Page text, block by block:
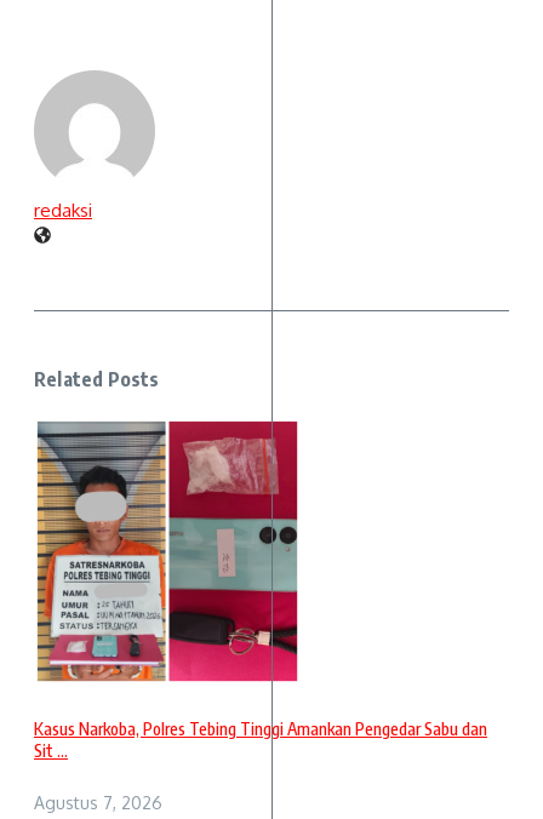
redaksi
Related Posts
Kasus Narkoba, Polres Tebing Tinggi Amankan Pengedar Sabu dan
Sit ...
Agustus 7, 2026